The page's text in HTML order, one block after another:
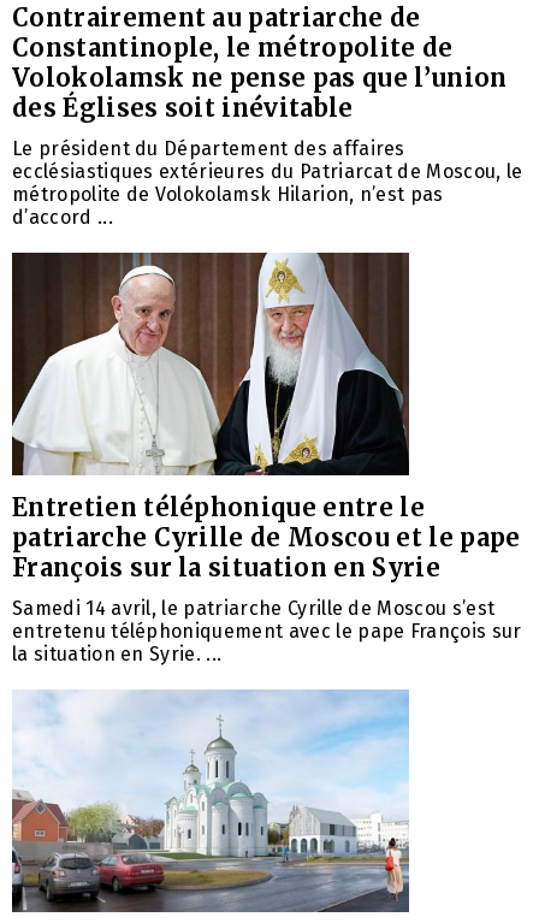
Contrairement au patriarche de
Constantinople, le métropolite de
Volokolamsk ne pense pas que l’union
des Églises soit inévitable
Le président du Département des affaires
ecclésiastiques extérieures du Patriarcat de Moscou, le
métropolite de Volokolamsk Hilarion, n’est pas
d’accord ...
Entretien téléphonique entre le
patriarche Cyrille de Moscou et le pape
François sur la situation en Syrie
Samedi 14 avril, le patriarche Cyrille de Moscou s’est
entretenu téléphoniquement avec le pape François sur
la situation en Syrie. ...